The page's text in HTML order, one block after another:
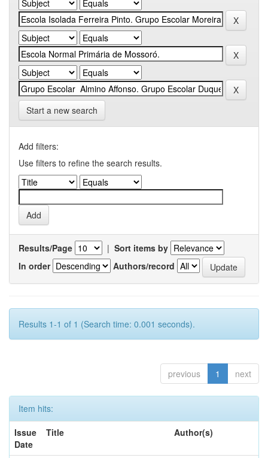
Start a new search
Add filters:
Use filters to refine the search results.
Results/Page | Sort items by
In order
Authors/record
Results 1-1 of 1 (Search time: 0.001 seconds).
previous 1 next
Item hits:
Issue
Date
Title Author(s)